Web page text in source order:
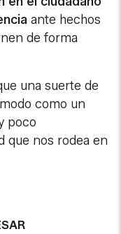
ante hechos
de forma
una suerte de
como un
poco
que nos rodea en